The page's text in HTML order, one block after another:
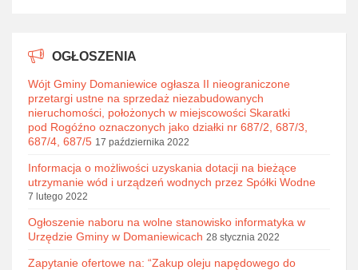
OGŁOSZENIA
Wójt Gminy Domaniewice ogłasza II nieograniczone
przetargi ustne na sprzedaż niezabudowanych
nieruchomości, położonych w miejscowości Skaratki
pod Rogóźno oznaczonych jako działki nr 687/2, 687/3,
687/4, 687/5 17 października 2022
Informacja o możliwości uzyskania dotacji na bieżące
utrzymanie wód i urządzeń wodnych przez Spółki Wodne
7 lutego 2022
Ogłoszenie naboru na wolne stanowisko informatyka w
Urzędzie Gminy w Domaniewicach 28 stycznia 2022
Zapytanie ofertowe na: “Zakup oleju napędowego do